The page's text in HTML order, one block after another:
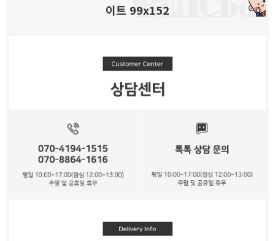
이트 99x152